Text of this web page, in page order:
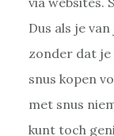
Dus als je
zonder dat je
snus kopen
met snus
kunt toch